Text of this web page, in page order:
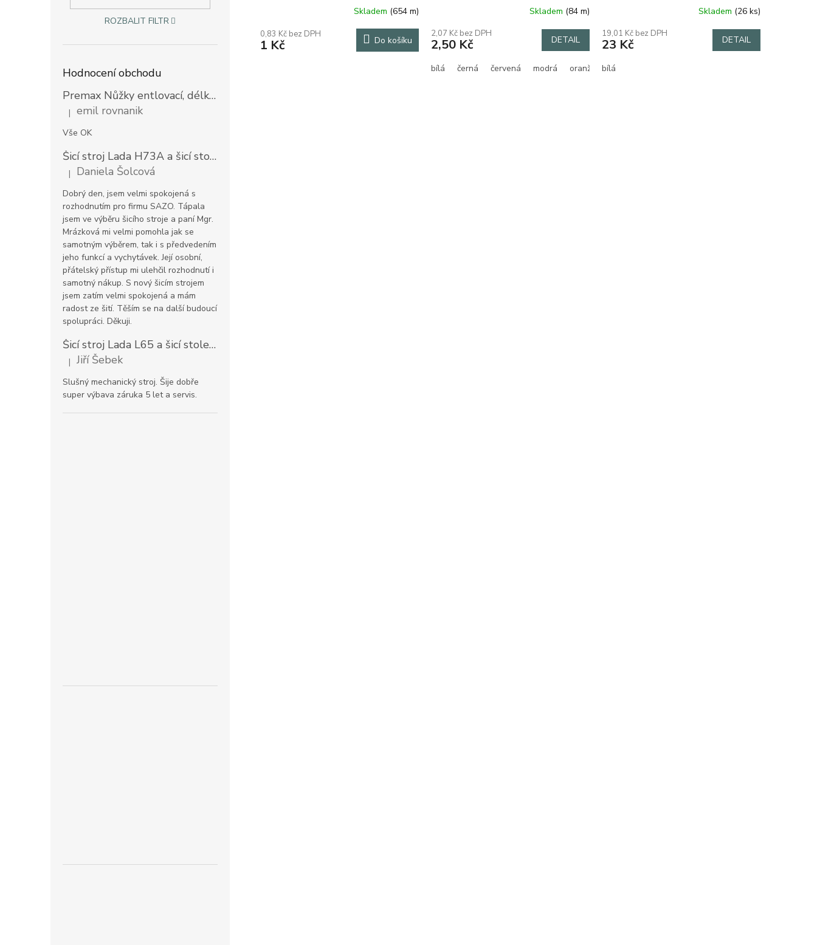
ROZBALIT FILTR
Hodnocení obchodu
Premax Nůžky entlovací, délka 23 cm
Hodnocení produktu je 5 z 5 hvězdiček.
| emil rovnanik
Vše OK
Šicí stroj Lada H73A a šicí stolek
Hodnocení produktu je 5 z 5 hvězdiček.
| Daniela Šolcová
Dobrý den, jsem velmi spokojená s
rozhodnutím pro firmu SAZO. Tápala
jsem ve výběru šicího stroje a paní Mgr.
Mrázková mi velmi pomohla jak se
samotným výběrem, tak i s předvedením
jeho funkcí a vychytávek. Její osobní,
přátelský přístup mi ulehčil rozhodnutí i
samotný nákup. S nový šicím strojem
jsem zatím velmi spokojená a mám
radost ze šití. Těším se na další budoucí
spolupráci. Děkuji.
Šicí stroj Lada L65 a šicí stolek
Hodnocení produktu je 5 z 5 hvězdiček.
| Jiří Šebek
Slušný mechanický stroj. Šije dobře
super výbava záruka 5 let a servis.
produktu
je
Skladem (654 m)
0,83 Kč bez DPH
1 Kč Do košíku
Skladem (84 m)
2,07 Kč bez DPH
2,50 Kč DETAIL
bílá černá červená modrá oranžová
Skladem (26 ks)
19,01 Kč bez DPH
23 Kč DETAIL
bílá